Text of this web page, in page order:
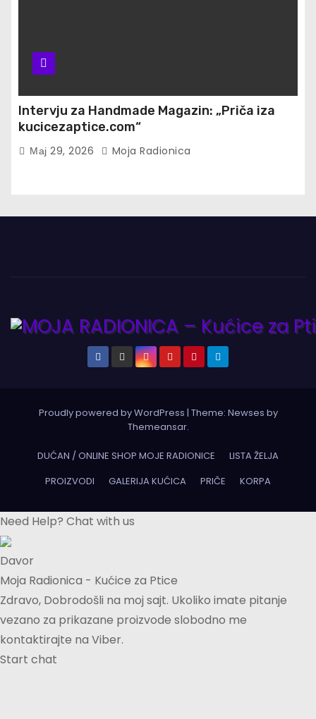
Intervju za Handmade Magazin: „Priča iza
kucicezaptice.com“
Мај 29, 2026 Moja Radionica
Proudly powered by WordPress | Theme: Newses by
Themeansar.
DUĆAN / ONLINE SHOP MOJE RADIONICE
LISTA ŽELJA
PROIZVODI
GALERIJA KUĆICA PRIČE KORPA
Need Help? Chat with us
Davor
Moja Radionica - Kućice za Ptice
Zdravo, Dobrodošli na moj sajt. Ukoliko imate pitanje
vezano za prikazane proizvode slobodno me
kontaktirajte na Viber.
Start chat